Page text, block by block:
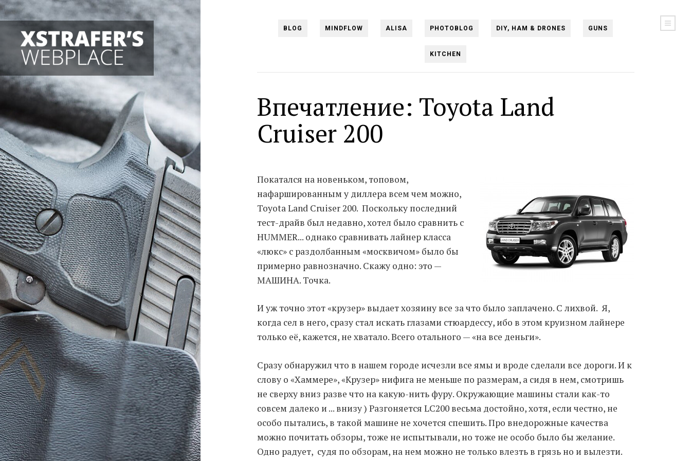
BLOG MINDFLOW ALISA PHOTOBLOG DIY, HAM & DRONES GUNS
KITCHEN
Впечатление: Toyota Land
Cruiser 200
Покатался на новеньком, топовом,
нафаршированным у диллера всем чем можно,
Toyota Land Cruiser 200. Поскольку последний
тест-драйв был недавно, хотел было сравнить с
HUMMER... однако сравнивать лайнер класса
«люкс» с раздолбанным «москвичом» было бы
примерно равнозначно. Скажу одно: это —
МАШИНА. Точка.
И уж точно этот «крузер» выдает хозяину все за что было заплачено. С лихвой. Я,
когда сел в него, сразу стал искать глазами стюардессу, ибо в этом круизном лайнере
только её, кажется, не хватало. Всего отального — «на все деньги».
Сразу обнаружил что в нашем городе исчезли все ямы и вроде сделали все дороги. И к
слову о «Хаммере», «Крузер» нифига не меньше по размерам, а сидя в нем, смотришь
не сверху вниз разве что на какую-нить фуру. Окружающие машины стали как-то
совсем далеко и ... внизу ) Разгоняется LC200 весьма достойно, хотя, если честно, не
особо пытались, в такой машине не хочется спешить. Про внедорожные качества
можно почитать обзоры, тоже не испытывали, но тоже не особо было бы желание.
Одно радует, судя по обзорам, на нем можно не только влезть в грязь но и вылезти.
Moldova sightseeings
Blog Archives
Связаться со мной
24-70/2.8(52) 35mm/1.4(14)
75mm/f1.2(17) 85/1.4D(15)
automotive (22) Balti
drone(19) fujifilm(28)
homestudio(16) howto
Internet(43) Kate(56)
mavic2pro(20) MavicXS